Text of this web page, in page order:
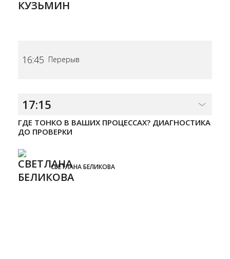
16:45 Перерыв
17:15
ГДЕ ТОНКО В ВАШИХ ПРОЦЕССАХ? ДИАГНОСТИКА
ДО ПРОВЕРКИ
СВЕТЛАНА БЕЛИКОВА